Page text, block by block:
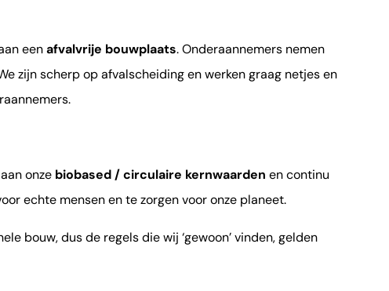
eenafvalvrije bouwplaats. Onderaannemers nemen
zijn scherp op afvalscheiding en werken graag netjes en
onze biobased / circulaire kernwaarden en continu
echte mensen en te zorgen voor onze planeet.
bouw, dus de regels die wij ‘gewoon’ vinden, gelden